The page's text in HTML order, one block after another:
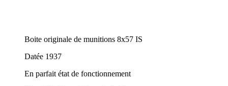
Boite originale de munitions 8x57 IS
Datée 1937
En parfait état de fonctionnement